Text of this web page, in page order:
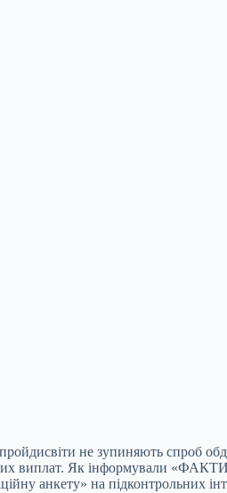
не зупиняють спроб
виплат. Як інформували
анкету» на підконтрольних